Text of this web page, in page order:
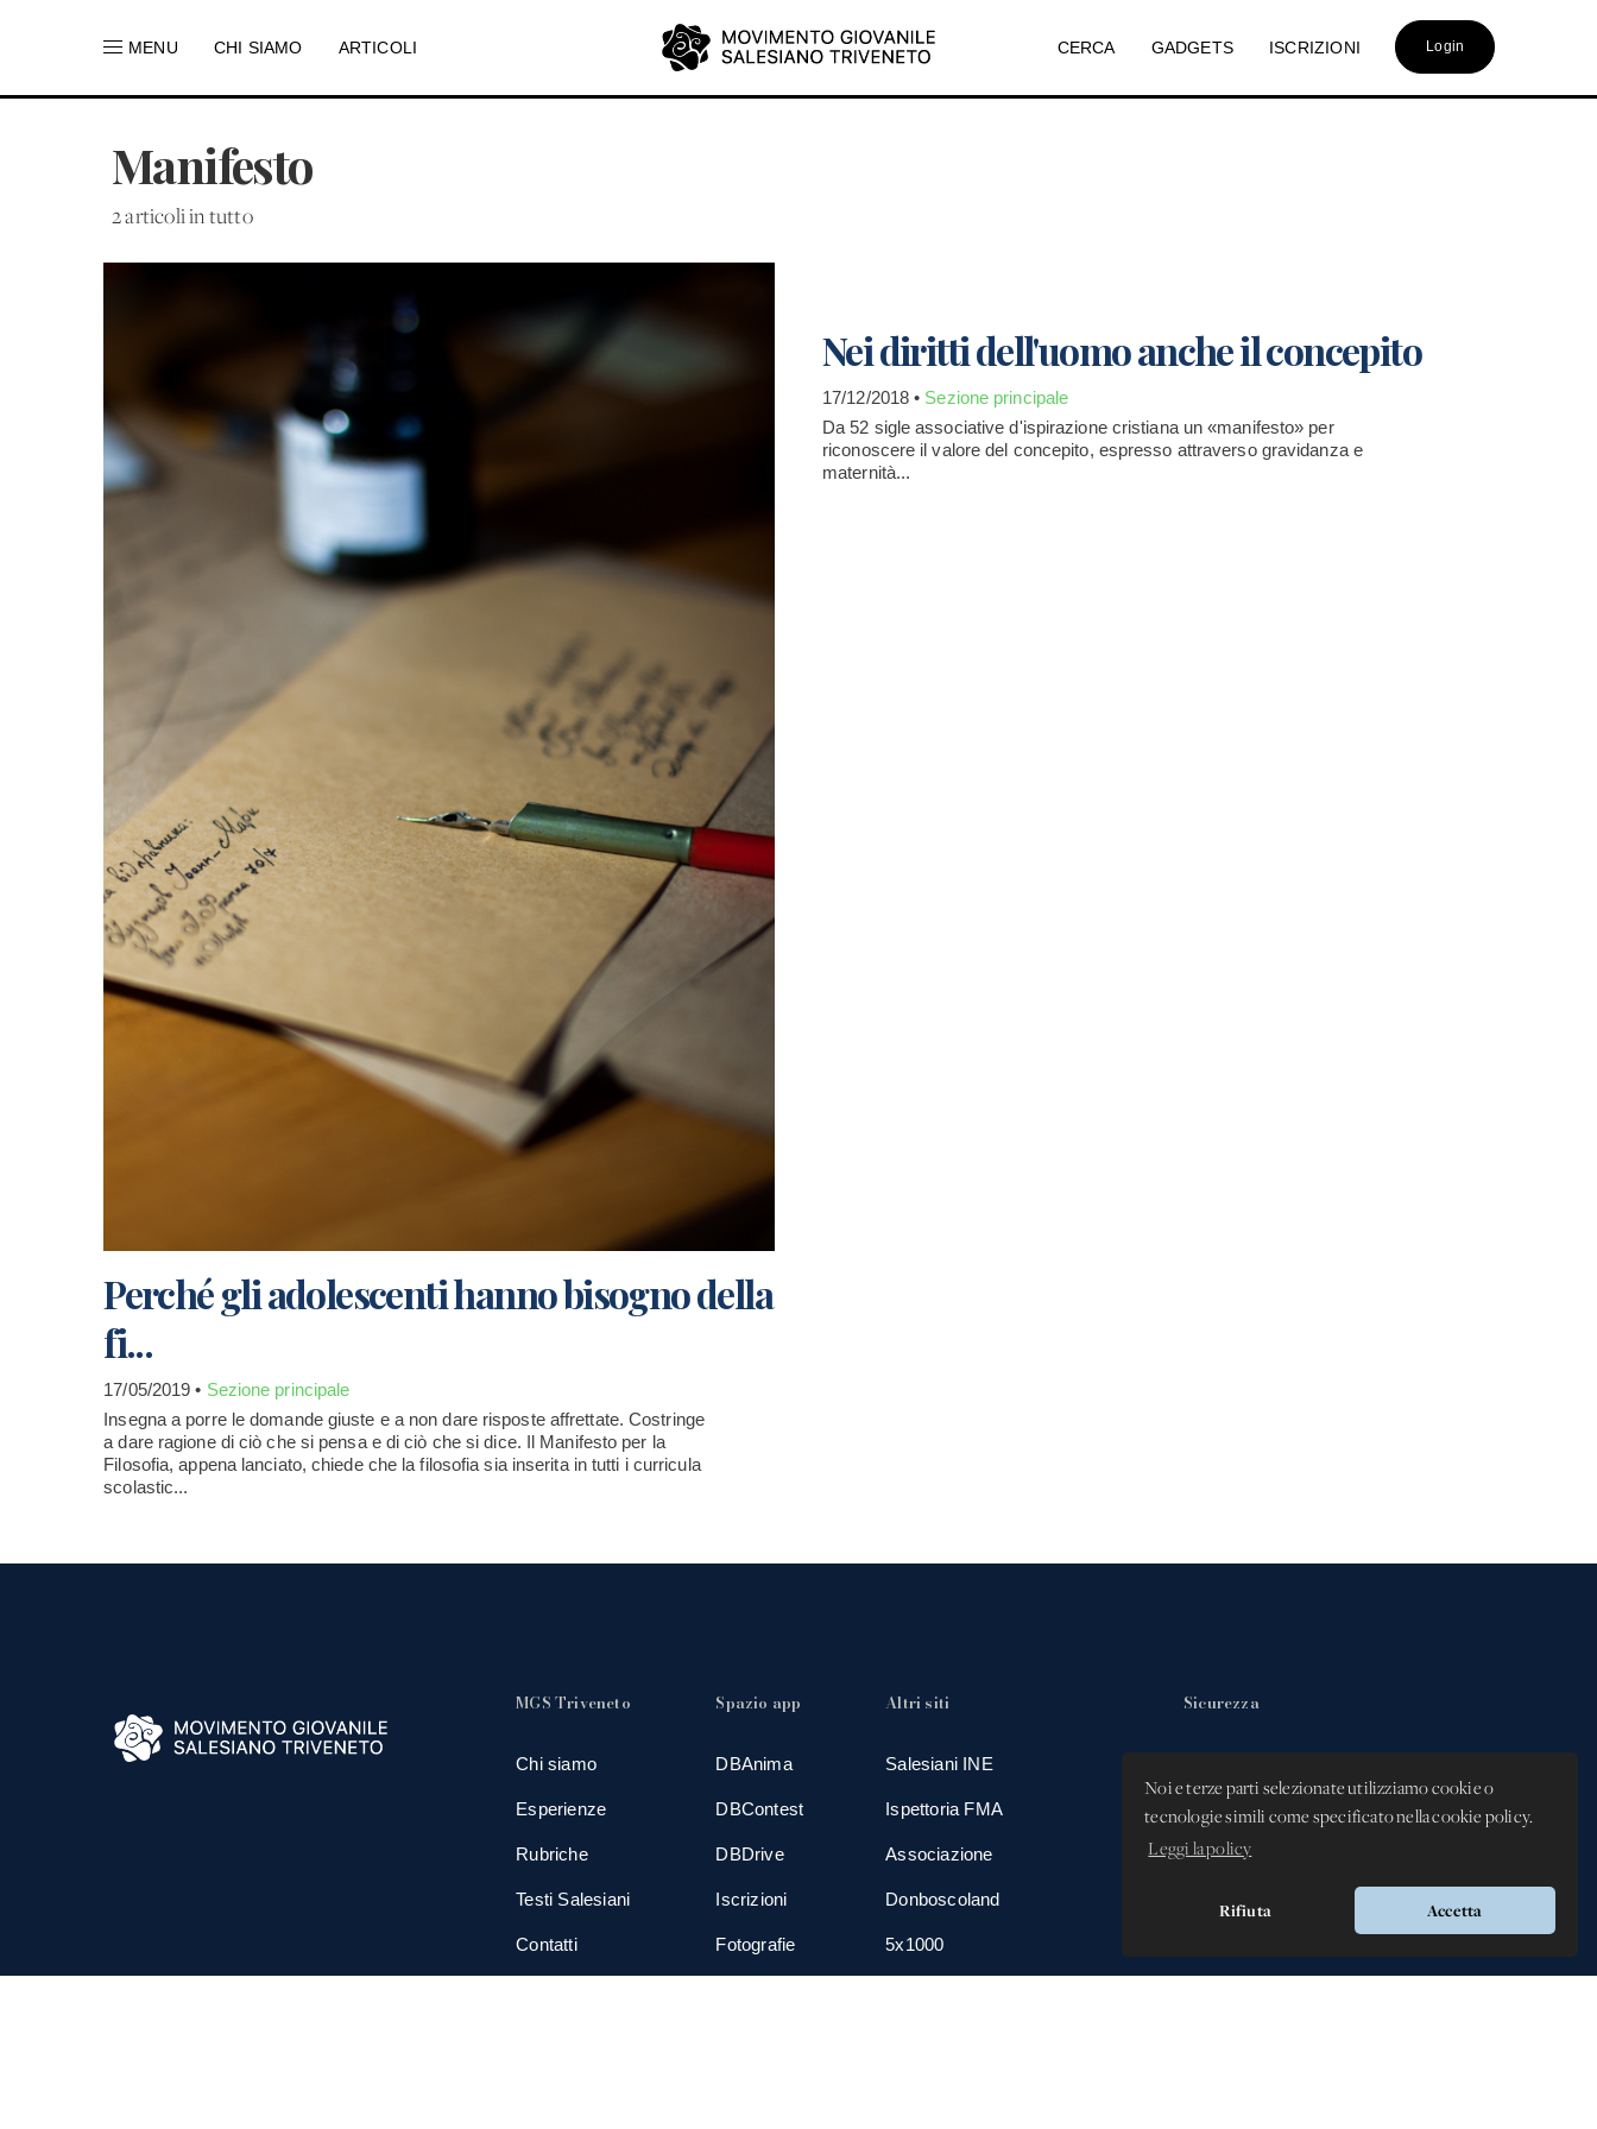
Noi e terze parti selezionate utilizziamo cookie o
tecnologie simili come specificato nella cookie policy.
Leggi la policy
Rifiuta Accetta
MENU CHI SIAMO ARTICOLI CERCA GADGETS ISCRIZIONI Login
Manifesto
2 articoli in tutto
Perché gli adolescenti hanno bisogno della
fi...
17/05/2019 • Sezione principale
Insegna a porre le domande giuste e a non dare risposte affrettate. Costringe
a dare ragione di ciò che si pensa e di ciò che si dice. Il Manifesto per la
Filosofia, appena lanciato, chiede che la filosofia sia inserita in tutti i curricula
scolastic...
Nei diritti dell'uomo anche il concepito
17/12/2018 • Sezione principale
Da 52 sigle associative d'ispirazione cristiana un «manifesto» per
riconoscere il valore del concepito, espresso attraverso gravidanza e
maternità...
MGS Triveneto
Chi siamo
Esperienze
Rubriche
Testi Salesiani
Contatti
Spazio app
DBAnima
DBContest
DBDrive
Iscrizioni
Fotografie
Altri siti
Salesiani INE
Ispettoria FMA
Associazione
Donboscoland
5x1000
Sicurezza
Whistleblowing -
Segnalazione illeciti